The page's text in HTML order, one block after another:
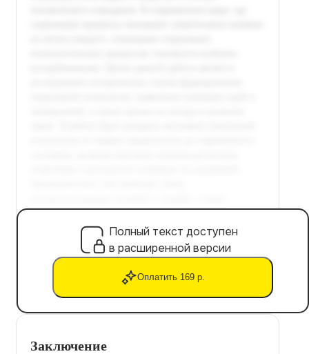
Полный текст доступен
в расширенной версии
Оплатить 169 р.
Заключение